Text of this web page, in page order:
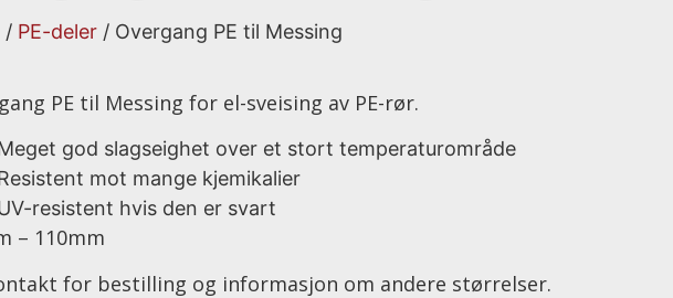
/ PE-deler / Overgang PE til Messing
PE til Messing for el-sveising av PE-rør.
god slagseighet over et stort temperaturområde
mot mange kjemikalier
resistent hvis den er svart
– 110mm
for bestilling og informasjon om andere størrelser.